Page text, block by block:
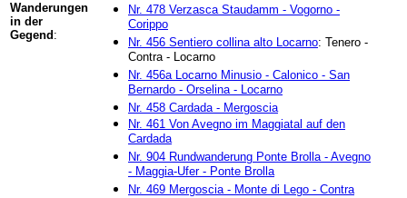
Wanderungen
in der
Gegend :
Nr. 478 Verzasca Staudamm - Vogorno -
Corippo
Nr. 456 Sentiero collina alto Locarno: Tenero -
Contra - Locarno
Nr. 456aLocarno Minusio - Calonico - San
Bernardo - Orselina - Locarno
Nr. 458 Cardada - Mergoscia
Nr. 461 Von Avegno im Maggiatal auf den
Cardada
Nr. 904 Rundwanderung Ponte Brolla - Avegno
- Maggia-Ufer - Ponte Brolla
Nr. 469 Mergoscia - Monte di Lego - Contra